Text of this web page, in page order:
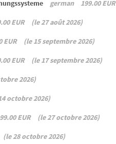
german 199.00 EUR
EUR le 27 août 2026
EUR le 15 septembre 2026
EUR le 17 septembre 2026
2026
octobre 2026
EUR le 27 octobre 2026
le 28 octobre 2026